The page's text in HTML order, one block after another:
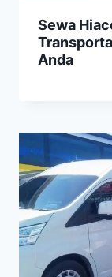
Sewa
Anda